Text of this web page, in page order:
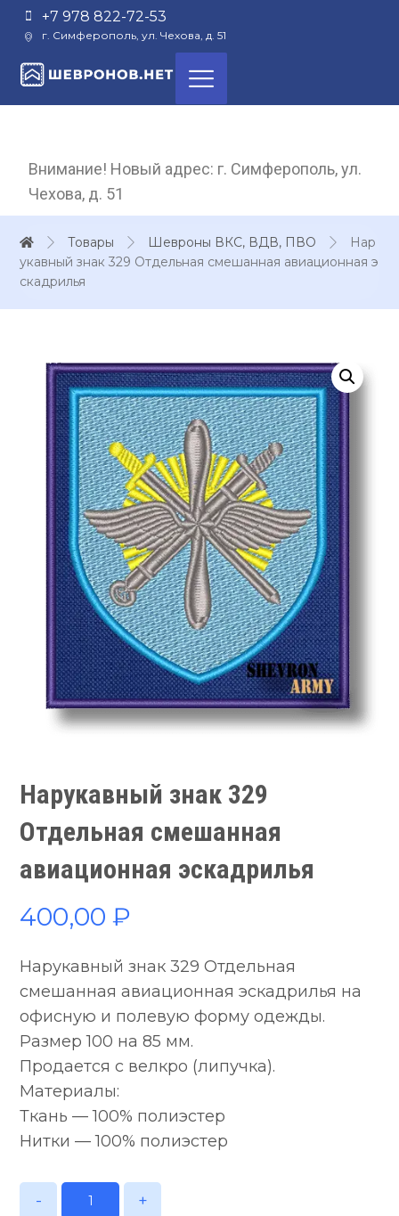
+7 978 822-72-53
г. Симферополь, ул. Чехова, д. 51
Внимание! Новый адрес: г. Симферополь, ул.
Чехова, д. 51
Товары Шевроны ВКС, ВДВ, ПВО
Нар
укавный знак 329 Отдельная смешанная авиационная э
скадрилья
Нарукавный знак 329
Отдельная смешанная
авиационная эскадрилья
400,00₽
Нарукавный знак 329 Отдельная
смешанная авиационная эскадрилья на
офисную и полевую форму одежды.
Размер 100 на 85 мм.
Продается с велкро (липучка).
Материалы:
Ткань — 100% полиэстер
Нитки — 100% полиэстер
- +